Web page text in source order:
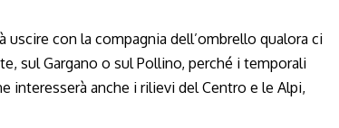
uscire con la compagnia dell’ombrello qualora ci
sul Gargano o sul Pollino, perché i temporali
interesserà anche i rilievi del Centro e le Alpi,